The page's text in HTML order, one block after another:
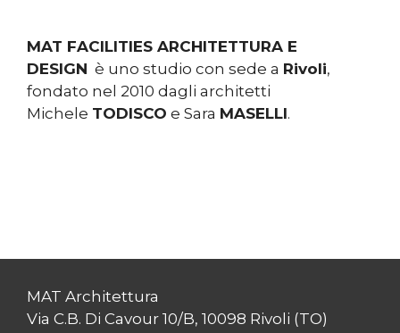
MAT FACILITIES ARCHITETTURA E
DESIGN è uno studio con sede a Rivoli,
fondato nel 2010 dagli architetti
Michele TODISCO e Sara MASELLI.
MAT Architettura
Via C.B. Di Cavour 10/B, 10098 Rivoli (TO)